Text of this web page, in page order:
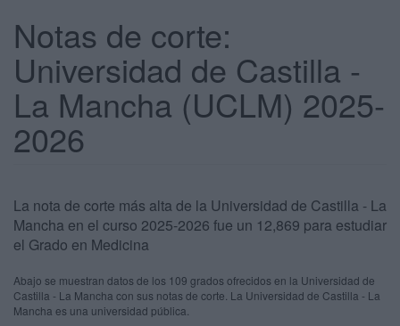
Notas de corte:
Universidad de Castilla -
La Mancha (UCLM) 2025-
2026
La nota de corte más alta de la Universidad de Castilla - La
Mancha en el curso 2025-2026 fue un 12,869 para estudiar
el Grado en Medicina
Abajo se muestran datos de los 109 grados ofrecidos en la Universidad de
Castilla - La Mancha con sus notas de corte. La Universidad de Castilla - La
Mancha es una universidad pública.